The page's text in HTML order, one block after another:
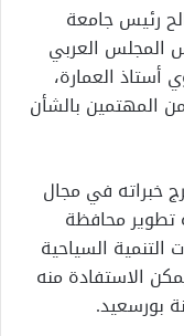
رئيس جامعة
المجلس العربي
أستاذ العمارة،
المهتمين بالشأن
خبراته في مجال
تطوير محافظة
السياحية
الاستفادة منه
بورسعيد.